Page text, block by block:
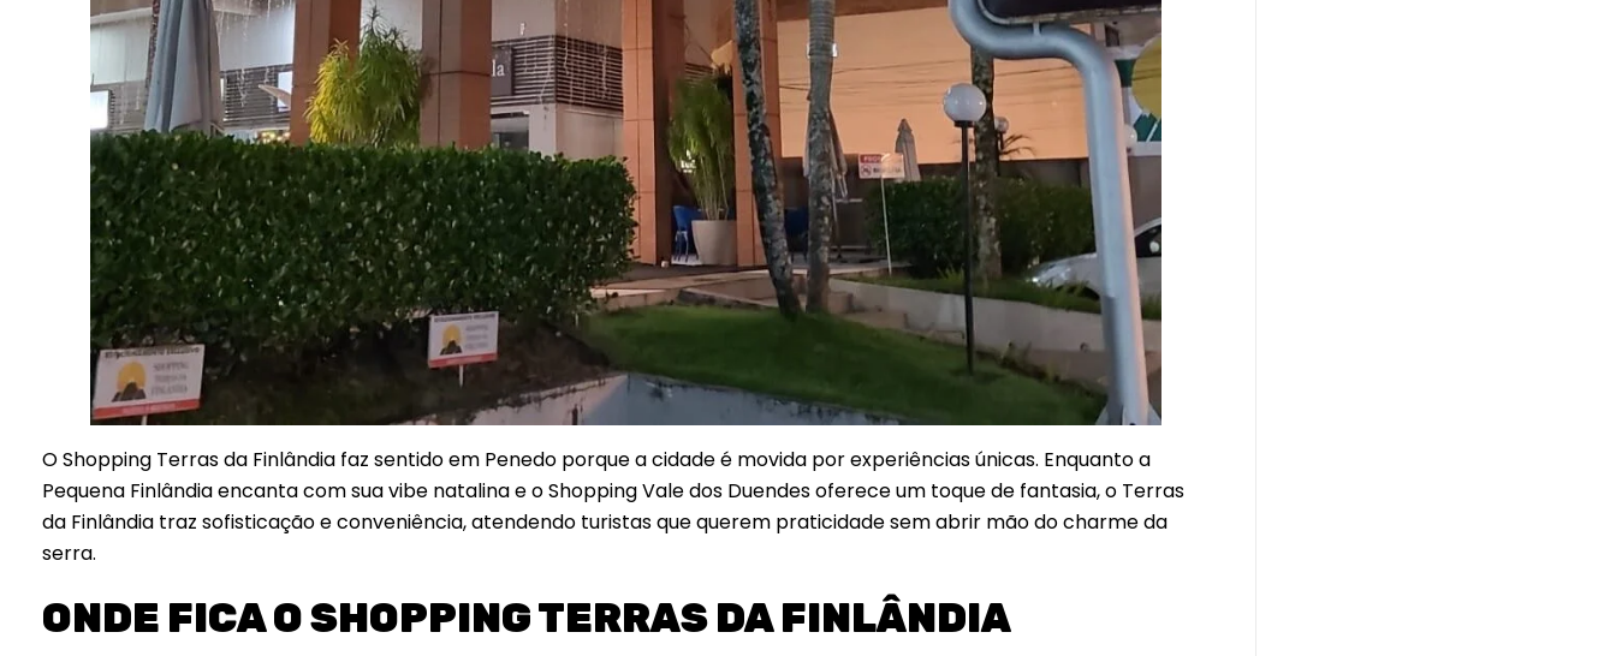
O Shopping Terras da Finlândia faz sentido em Penedo porque a cidade é movida por experiências únicas. Enquanto a
Pequena Finlândia encanta com sua vibe natalina e o Shopping Vale dos Duendes oferece um toque de fantasia, o Terras
da Finlândia traz sofisticação e conveniência, atendendo turistas que querem praticidade sem abrir mão do charme da
serra.
ONDE FICA O SHOPPING TERRAS DA FINLÂNDIA